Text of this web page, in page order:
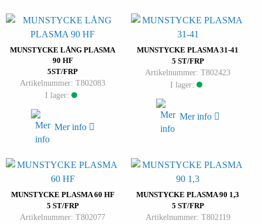
MUNSTYCKE LÅNG PLASMA
90 HF
5ST/FRP
Artikelnummer: T802083
I lager:
Mer info
MUNSTYCKE PLASMA 31-41
5 ST/FRP
Artikelnummer: T802423
I lager:
Mer info
MUNSTYCKE PLASMA 60 HF
5 ST/FRP
Artikelnummer: T802077
MUNSTYCKE PLASMA 90 1,3
5 ST/FRP
Artikelnummer: T802119